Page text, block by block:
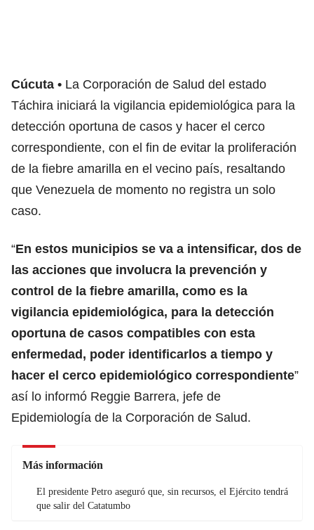
Cúcuta
La Corporación de Salud del estado
Táchira iniciará la vigilancia epidemiológica para la
detección oportuna de casos y hacer el cerco
correspondiente, con el fin de evitar la proliferación
de la fiebre amarilla en el vecino país, resaltando
que Venezuela de momento no registra un solo
caso.
“En estos municipios se va a intensificar, dos de
las acciones que involucra la prevención y
control de la fiebre amarilla, como es la
vigilancia epidemiológica, para la detección
oportuna de casos compatibles con esta
enfermedad, poder identificarlos a tiempo y
hacer el cerco epidemiológico correspondiente”
así lo informó Reggie Barrera, jefe de
Epidemiología de la Corporación de Salud.
Más información
El presidente Petro aseguró que, sin recursos, el Ejército tendrá
que salir del Catatumbo